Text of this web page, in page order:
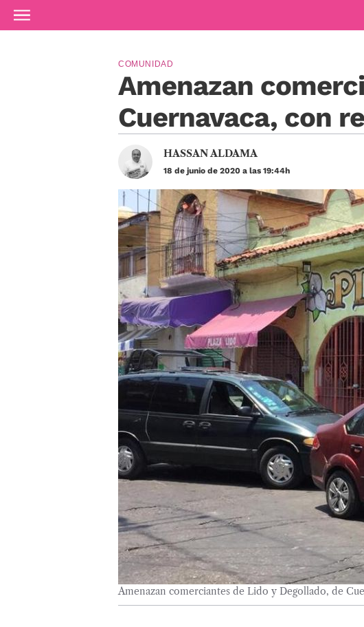
Ir al contenido principal
Amenazan
Cuernavaca, con
COMUNIDAD
HASSAN ALDAMA
18 de junio de 2020 a las 19:44h
Amenazan comerciantes de Lido y Degollado, de